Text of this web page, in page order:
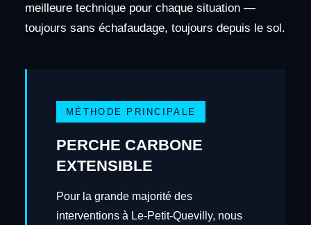
meilleure technique pour chaque situation —
toujours sans échafaudage, toujours depuis le sol.
MÉTHODE PRINCIPALE
PERCHE CARBONE
EXTENSIBLE
Pour la grande majorité des
interventions à Le-Petit-Quevilly, nous